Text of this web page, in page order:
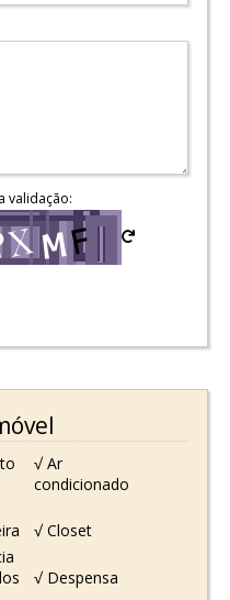
validação:
√ Ar
condicionado
√ Closet
√ Despensa